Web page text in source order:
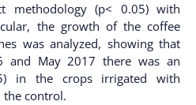
methodology (p< 0.05) with
the growth of the coffee
was analyzed, showing that
and May 2017 there was an
in the crops irrigated with
the control.